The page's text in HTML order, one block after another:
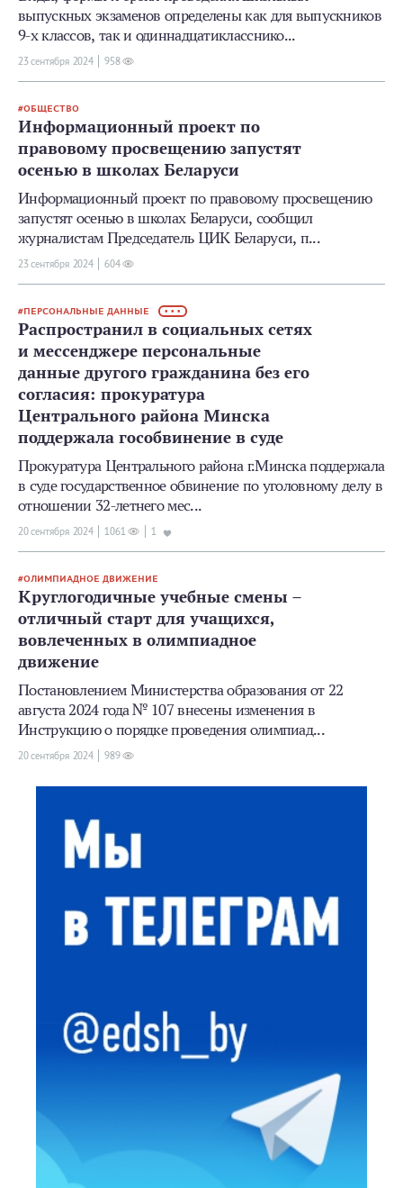
выпускных экзаменов определены как для выпускников
9-х классов, так и одиннадцатикласснико...
23 сентября 2024 958
ОБЩЕСТВО
Информационный проект по
правовому просвещению запустят
осенью в школах Беларуси
Информационный проект по правовому просвещению
запустят осенью в школах Беларуси, сообщил
журналистам Председатель ЦИК Беларуси, п...
23 сентября 2024 604
ПЕРСОНАЛЬНЫЕ ДАННЫЕ • • •
Распространил в социальных сетях
и мессенджере персональные
данные другого гражданина без его
согласия: прокуратура
Центрального района Минска
поддержала гособвинение в суде
Прокуратура Центрального района г.Минска поддержала
в суде государственное обвинение по уголовному делу в
отношении 32-летнего мес...
20 сентября 2024 1061 1
ОЛИМПИАДНОЕ ДВИЖЕНИЕ
Круглогодичные учебные смены –
отличный старт для учащихся,
вовлеченных в олимпиадное
движение
Постановлением Министерства образования от 22
августа 2024 года № 107 внесены изменения в
Инструкцию о порядке проведения олимпиад...
20 сентября 2024 989